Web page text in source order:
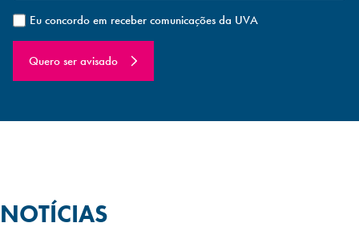
Eu concordo em receber comunicações da UVA
Quero ser avisado
NOTÍCIAS